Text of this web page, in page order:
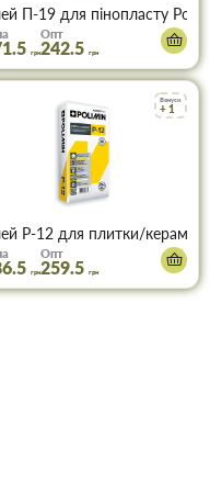
1,8 м³ - 50шт)
П-19 для пінопласту
грн
Опт
242.5 грн
вати армуючий
Бонуси
+ 1
Р-12 для плитки/
грн
Опт
259.5 грн